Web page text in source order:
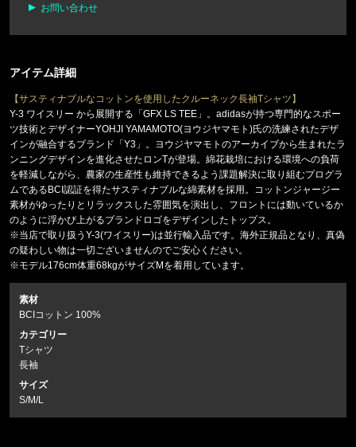
お問い合わせ
アイテム詳細
【サスティナブルなコットンを使用したクルーネック長袖Tシャツ】
Y-3 ワイスリー から展開する「GFX LS TEE」。adidasが持つ専門的なスポー
ツ技術とデザイナーYOHJI YAMAMOTO(ヨウジヤマモト)氏の洗練されたデザ
インが融合するブランド「Y3」。ヨウジヤマモトのアーカイブから生まれたラ
ンニングデザインを進化させたロンTが登場。綿花栽培における環境への負荷
を軽減しながら、農家の生産性も維持できるよう課題解決に取り組むプログラ
ムであるBCI認証を得たサスティナブルな綿素材を採用。コットンジャージー
素材がゆったりとリラックスした雰囲気を演出し、フロントには動いているか
のように浮かび上がるブランドロゴをデザインしたトップス。
※当店で取り扱うY-3(ワイスリー)は並行輸入品です。海外正規品となり、真偽
の疑わしい物は一切ございませんのでご安心ください。
※モデル176cm体重68kgがサイズMを着用しています。
素材
BCIコットン 100%
カテゴリー
Tシャツ
長袖
サイズ
S/M/L